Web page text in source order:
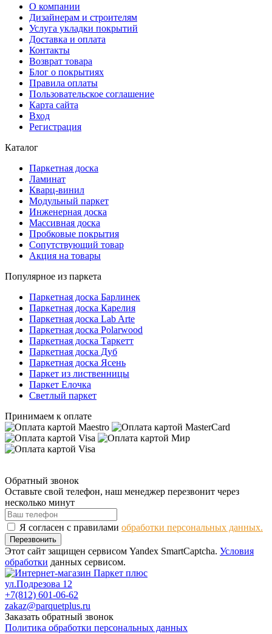
О компании
Дизайнерам и строителям
Услуга укладки покрытий
Доставка и оплата
Контакты
Возврат товара
Блог о покрытиях
Правила оплаты
Пользовательское соглашение
Карта сайта
Вход
Регистрация
Каталог
Паркетная доска
Ламинат
Кварц-винил
Модульный паркет
Инженерная доска
Массивная доска
Пробковые покрытия
Сопутствующий товар
Акция на товары
Популярное из паркета
Паркетная доска Барлинек
Паркетная доска Карелия
Паркетная доска Lab Arte
Паркетная доска Polarwood
Паркетная доска Таркетт
Паркетная доска Дуб
Паркетная доска Ясень
Паркет из лиственницы
Паркет Елочка
Светлый паркет
Принимаем к оплате
Обратный звонок
Оставьте свой телефон, наш менеджер перезвонит через
несколько минут
Я согласен с правилами обработки персональных данных.
Перезвонить
Этот сайт защищен сервисом Yandex SmartCaptcha. Условия
обработки данных сервисом.
ул.Подрезова 12
+7(812) 601-06-62
zakaz@parquetplus.ru
Заказать обратный звонок
Политика обработки персональных данных